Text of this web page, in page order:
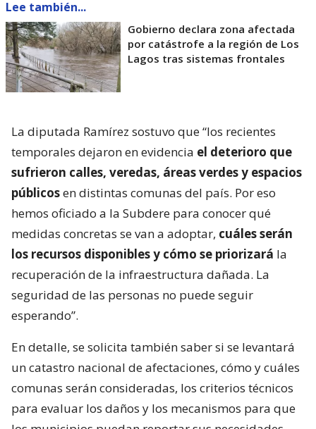
Lee también...
Gobierno declara zona afectada
por catástrofe a la región de Los
Lagos tras sistemas frontales
La diputada Ramírez sostuvo que “los recientes
temporales dejaron en evidencia el deterioro que
sufrieron calles, veredas, áreas verdes y espacios
públicosen distintas comunas del país. Por eso
hemos oficiado a la Subdere para conocer qué
medidas concretas se van a adoptar, cuáles serán
los recursos disponibles y cómo se priorizará la
recuperación de la infraestructura dañada. La
seguridad de las personas no puede seguir
esperando”.
En detalle, se solicita también saber si se levantará
un catastro nacional de afectaciones, cómo y cuáles
comunas serán consideradas, los criterios técnicos
para evaluar los daños y los mecanismos para que